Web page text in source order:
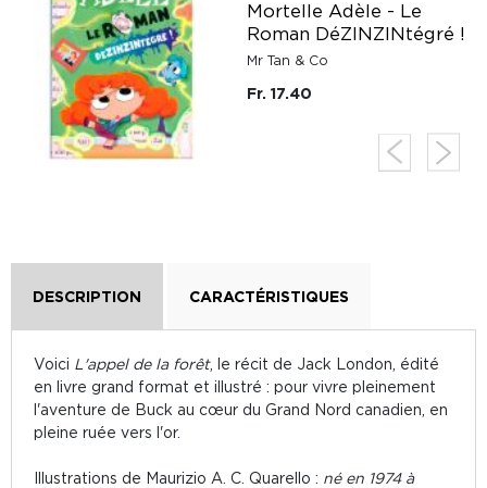
Mortelle Adèle - Le
Roman DéZINZINtégré !
Mr Tan & Co
Fr. 17.40
DESCRIPTION CARACTÉRISTIQUES
Voici L'appel de la forêt, le récit de Jack London, édité
en livre grand format et illustré : pour vivre pleinement
l'aventure de Buck au cœur du Grand Nord canadien, en
pleine ruée vers l'or.
Illustrations de Maurizio A. C. Quarello : né en 1974 à